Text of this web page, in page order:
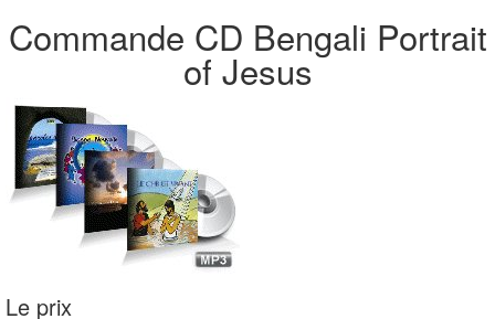
Commande CD Bengali Portrait
of Jesus
Le prix